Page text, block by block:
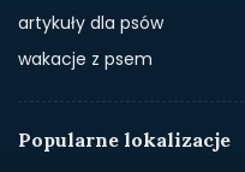
artykuły dla psów
wakacje z psem
Popularne lokalizacje